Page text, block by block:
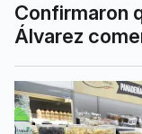
Confirmaron
Álvarez